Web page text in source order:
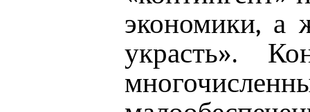
экономики, а
украсть».